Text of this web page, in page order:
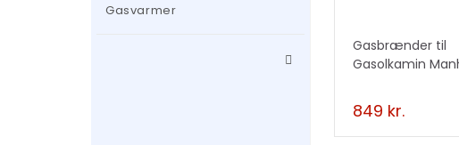
Gasvarmer
Gasbrænder til
Gasolkamin
849 kr.